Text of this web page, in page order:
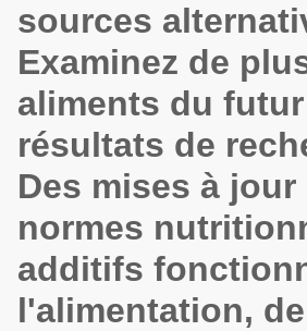
sources
Examinez de
aliments du
résultats de
Des mises à jour
normes
additifs
l'alimentation,